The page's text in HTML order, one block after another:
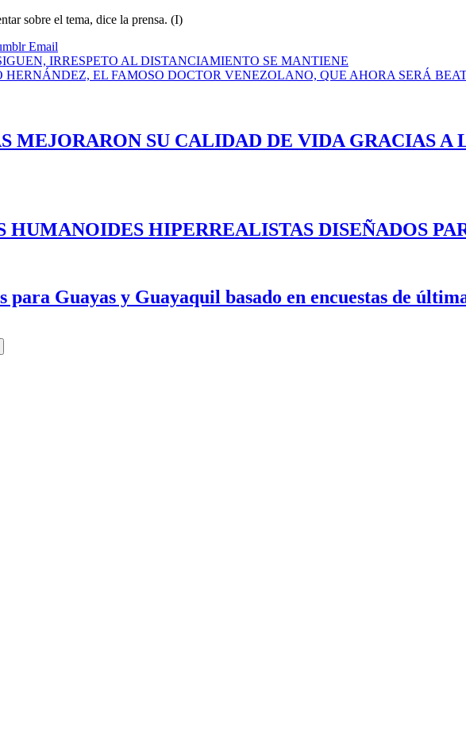
sobre el tema, dice la prensa. (I)
Email
IRRESPETO AL DISTANCIAMIENTO SE MANTIENE
HERNÁNDEZ, EL FAMOSO DOCTOR VENEZOLANO, QUE AHORA SERÁ
MEJORARON SU CALIDAD DE VIDA GRACIAS A
HUMANOIDES HIPERREALISTAS DISEÑADOS
Guayas y Guayaquil basado en encuestas de